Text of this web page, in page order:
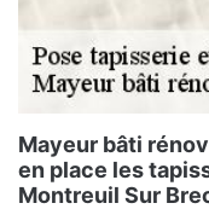
Mayeur bâti
en place les
Montreuil Sur